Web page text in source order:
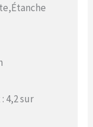
4,2 sur